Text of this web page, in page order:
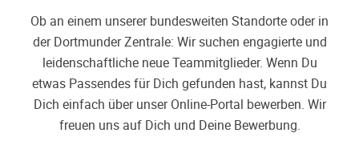
Ob an einem unserer bundesweiten Standorte oder in
der Dortmunder Zentrale: Wir suchen engagierte und
leidenschaftliche neue Teammitglieder. Wenn Du
etwas Passendes für Dich gefunden hast, kannst Du
Dich einfach über unser Online-Portal bewerben. Wir
freuen uns auf Dich und Deine Bewerbung.